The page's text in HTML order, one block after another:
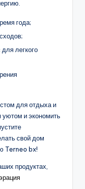
года;
легкого
для отдыха и
уютом и экономить
свой дом
Terneo bx!
продуктах,